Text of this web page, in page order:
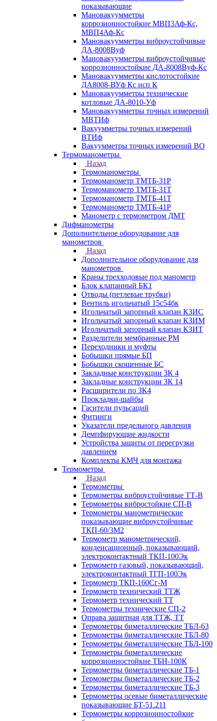
показывающие
Мановакуумметры
коррозионностойкие МВП3Аф-Кс,
МВП4Аф-Кс
Мановакуумметры виброустойчивые
ДА-8008Вуф
Мановакуумметры виброустойчивые
коррозионностойкие ДА-8008Вуф-Кс
Мановакуумметры кислотостойкие
ДА8008-ВУф Кс исп К
Мановакуумметры технические
котловые ДА-8010-Уф
Мановакуумметры точных измерений
МВТИф
Вакуумметры точных измерений
ВТИф
Вакуумметры точных измерений ВО
Термоманометры
Назад
Термоманометры
Термоманометр ТМТБ-31Р
Термоманометр ТМТБ-31Т
Термоманометр ТМТБ-41Т
Термоманометр ТМТБ-41Р
Манометр с термометром ДМТ
Дифманометры
Дополнительное оборудование для
манометров
Назад
Дополнительное оборудование для
манометров
Краны трехходовые под манометр
Блок клапанный БК1
Отводы (петлевые трубки)
Вентиль игольчатый 15с54бк
Игольчатый запорный клапан КЗИС
Игольчатый запорный клапан КЗИМ
Игольчатый запорный клапан КЗИТ
Разделители мембранные РМ
Переходники и муфты
Бобышки прямые БП
Бобышки скошенные БС
Закладные конструкции ЗК 4
Закладные конструкции ЗК 14
Расширители по ЗК4
Прокладки-шайбы
Гасители пульсаций
Фитинги
Указатели предельного давления
Демпфирующие жидкости
Устройства защиты от перегрузки
давлением
Комплекты КМЧ для монтажа
Термометры
Назад
Термометры
Термометры виброустойчивые ТТ-В
Термометры вибростойкие СП-В
Термометры манометрические
показывающие виброустойчивые
ТКП-60/3М2
Термометр манометрический,
конденсационный, показывающий,
электроконтактный ТКП-100Эк
Термометр газовый, показывающий,
электроконтактный ТГП-100Эк
Термометр ТКП-160Сг-М
Термометр технический ТТЖ
Термометр технический ТТ
Термометры технические СП-2
Оправа защитная для ТТЖ, ТТ
Термометры биметаллические ТБЛ-63
Термометры биметаллические ТБЛ-80
Термометры биметаллические ТБЛ-100
Термометры биметаллические
коррозионностойкие ТБН-100К
Термометры биметаллические ТБ-1
Термометры биметаллические ТБ-2
Термометры биметаллические ТБ-3
Термометры осевые биметаллические
показывающие БТ-51.211
Термометры коррозионностойкие